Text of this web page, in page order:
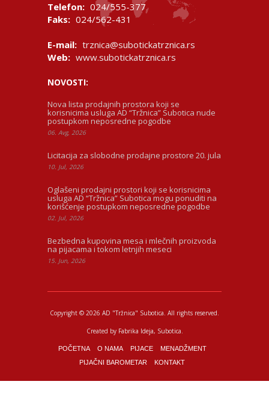
Telefon: 024/555-377
Faks: 024/562-431
E-mail: trznica@subotickatrznica.rs
Web: www.subotickatrznica.rs
NOVOSTI:
Nova lista prodajnih prostora koji se
korisnicima usluga AD “Tržnica” Subotica nude
postupkom neposredne pogodbe
06. Avg, 2026
Licitacija za slobodne prodajne prostore 20. jula
10. Jul, 2026
Oglašeni prodajni prostori koji se korisnicima
usluga AD “Tržnica” Subotica mogu ponuditi na
korišćenje postupkom neposredne pogodbe
02. Jul, 2026
Bezbedna kupovina mesa i mlečnih proizvoda
na pijacama i tokom letnjih meseci
15. Jun, 2026
Copyright © 2026 AD "Tržnica" Subotica. All rights reserved.
Created by Fabrika Ideja, Subotica.
POČETNA O NAMA PIJACE
MENADŽMENT
PIJAČNI BAROMETAR
KONTAKT